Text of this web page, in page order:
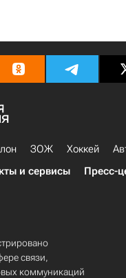
ЗОЖ Хоккей
и сервисы Пресс-
связи,
коммуникаций